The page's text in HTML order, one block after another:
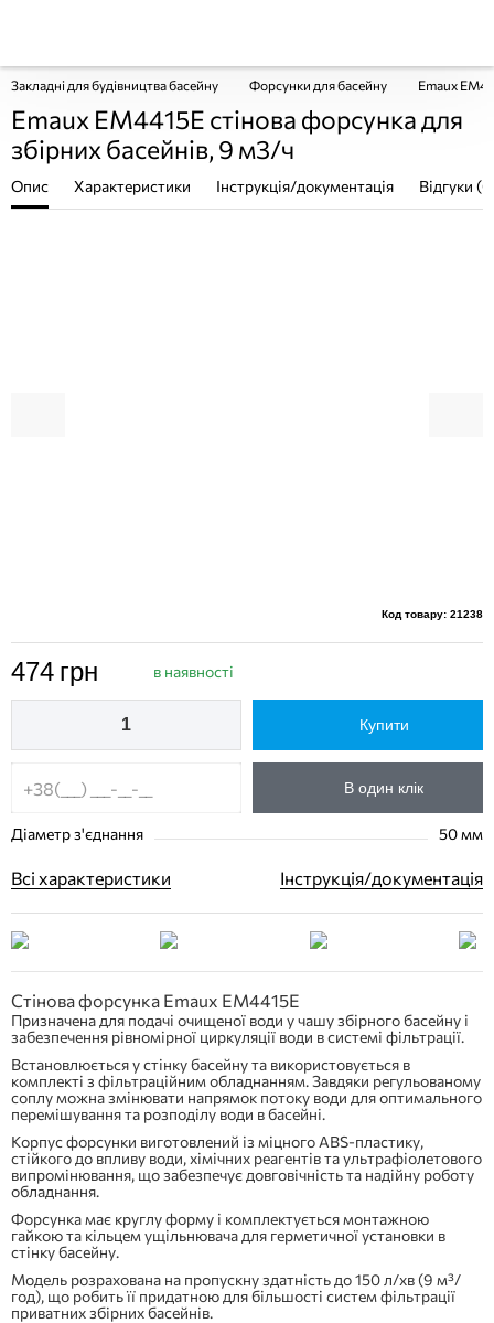
Закладні для будівництва басейну Форсунки для басейну Emaux
Emaux EM4415E стінова форсунка для
збірних басейнів, 9 м3/ч
Опис Характеристики Інструкція/документація Відгуки
Код товару: 21238
474 грн в наявності
Купити
В один клік
Діаметр з'єднання 50 мм
Всі характеристики Інструкція/документація
Стінова форсунка Emaux EM4415E
Призначена для подачі очищеної води у чашу збірного басейну і
забезпечення рівномірної циркуляції води в системі фільтрації.
Встановлюється у стінку басейну та використовується в
комплекті з фільтраційним обладнанням. Завдяки регульованому
соплу можна змінювати напрямок потоку води для оптимального
перемішування та розподілу води в басейні.
Корпус форсунки виготовлений із міцного ABS-пластику,
стійкого до впливу води, хімічних реагентів та ультрафіолетового
випромінювання, що забезпечує довговічність та надійну роботу
обладнання.
Форсунка має круглу форму і комплектується монтажною
гайкою та кільцем ущільнювача для герметичної установки в
стінку басейну.
Модель розрахована на пропускну здатність до 150 л/хв (9 м³/
год), що робить її придатною для більшості систем фільтрації
приватних збірних басейнів.